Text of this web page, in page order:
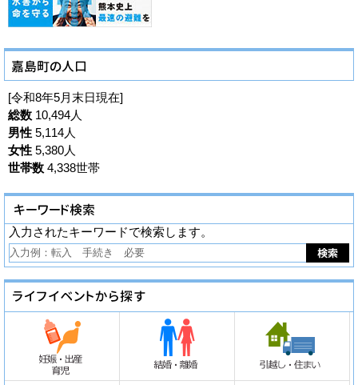
[令和8年5月末日現在]
総数 10,494人
男性 5,114人
女性 5,380人
世帯数 4,338世帯
入力されたキーワードで検索します。